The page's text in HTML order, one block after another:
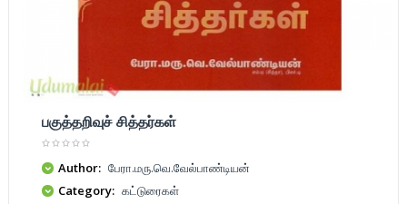
பகுத்தறிவுச் சித்தர்கள்
Author: பேரா.மரு.வெ.வேல்பாண்டியன்
Category: கட்டுரைகள்